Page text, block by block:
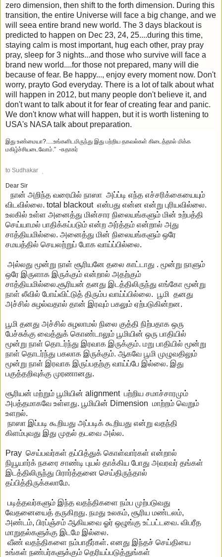
zero dimension, then shift to the forth dimension. During this
transition, the entire Universe will face a big change, and we
will seea entire brand new world. The 3 days blackout is
predicted to happen on Dec 23, 24, 25....during this time,
staying calm is most important, hug each other, pray pray
pray, sleep for 3 nights...and those who survive will face a
brand new world....for those not prepared, many will die
because of fear. Be happy..., enjoy every moment now. Don't
worry, prayto God everyday. There is a lot of talk about what
will happen in 2012, but many people don't believe it, and
don't want to talk about it for fear of creating fear and panic.
We don't know what will happen, but it is worth listening to
USA's NASA talk about preparation.
இது உண்மையா?.....உங்களிடமிருந்து இது பற்றிய தகவல்கள் கிடைத்தால் மிக்க
மகிழ்ச்சியடைவோம்.” -சுதாகர்
to Sudhakar
Dear Sir
நான் அறிந்த வரையில் நாஸா அப்ப்டி எந்த எச்சரிக்கையையும்
விடவில்லை. total blackout என்பது என்ன என்று புரியவில்லை.
உலகில் உள்ள அனைத்து மின்சார நிலையங்களும் மின் உற்பத்தி
செய்யாமல் பாதிக்கப்படும் என்ற அர்த்தம் என்றால் அது
சாத்தியமில்லை. அனைத்து மின் நிலையங்களும் ஒரே
சமயத்தில் செயலற்றுப் போக வாய்ப்பில்லை.
அல்லது மூன்று நாள் சூரியனே தலை காட்டாது . மூன்று நாளும்
ஒரே இருளாக இருக்கும் என்றால் அதற்கும்
சாத்தியமில்லை.சூரியன் தனது இடத்திலிருந்து எங்கோ மூன்று
நாள் லீவில் போய்விட்டுத் திரும்ப வாய்ப்பில்லை. பூமி தனது
அச்சில் சுழல்வதால் தான் இரவும் பகலும் ஏற்படுகின்றன.
பூமி தனது அச்சில் சுழலாமல் நிலை குத்தி நிற்பதாக ஒரு
பேச்சுக்கு வைத்துக் கொண்டாலும் பூமியின் ஒரு பாதியில்
மூன்று நாள் தொடர்ந்து இரவாக இருக்கும். மறு பாதியில் மூன்று
நாள் தொடர்ந்து பகலாக இருக்கும். ஆகவே பூமி முழுவதிலும்
மூன்று நாள் இரவாக இருப்பதற்கு வாய்ப்பே இல்லை. இது
பகுத்தறிவுக்கு முரணானது.
சூரியன் மற்றும் பூமியின் alignment பற்றிய சமாச்சாரமும்
அபத்தமாகவே உள்ளது. பூமியின் Dimension மாற்றம் வெறும்
உளறல்.
நாஸா இப்படி கூறியது அப்படிக் கூறியது என்று வதந்தி
கிளம்புவது இது முதல் தடவை அல்ல.
Pray செய்பவர்கள் தப்பித்துக் கொள்வார்கள் என்றால்
நியூயார்க் நகரை சாண்டி புயல் தாக்கிய போது அவரவர் தங்கள்
இடத்திலிருந்து பிரார்த்தனை செய்திருந்தால்
தப்பித்திருக்கலாமே.
படித்தவர்களும் இந்த வதந்திகளை நம்ப முற்படுவது
வேதனையைத் தருகிறது. நமது உலகம், சூரிய மண்டலம்,
அண்டம், பிரப்ஞ்சம் ஆகியவை ஓர் ஒழுங்கு உட்பட்டவை. விபரீத
மாறுதல்களுக்கு இடமே இல்லை.
வீண் வதந்திகளை நம்பாதீர்கள். எனது இந்தச் செய்தியை
உங்கள் நண்பர்களுக்கும் தெரியப்படுத்துங்கள்